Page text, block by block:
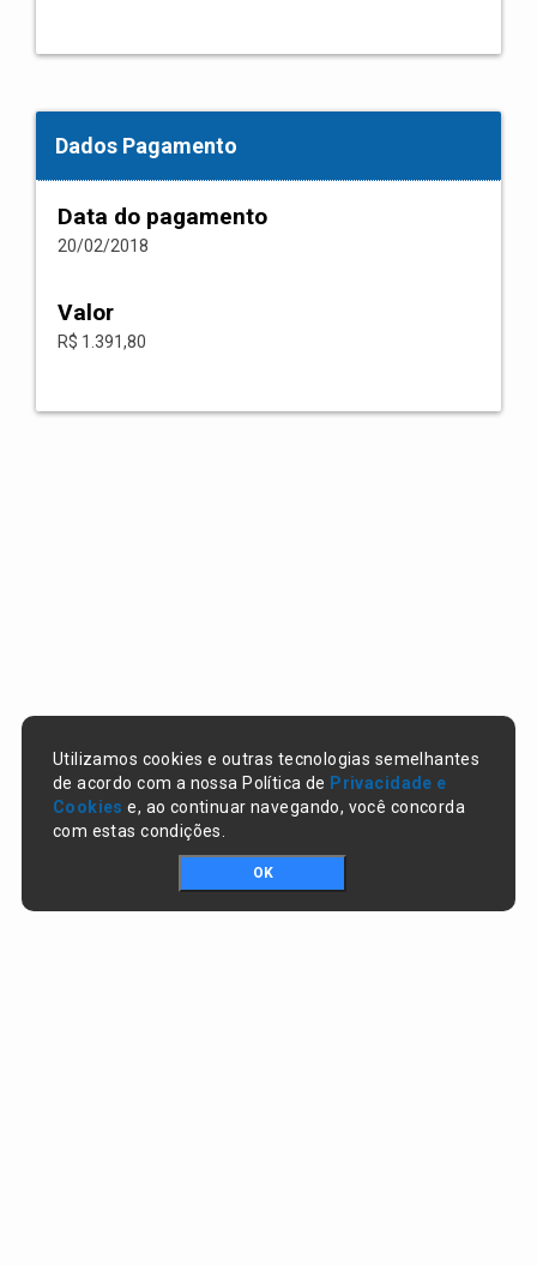
Dados Pagamento
Data do pagamento
20/02/2018
Valor
R$ 1.391,80
Utilizamos cookies e outras tecnologias semelhantes
de acordo com a nossa Política de Privacidade e
Cookies e, ao continuar navegando, você concorda
com estas condições.
OK